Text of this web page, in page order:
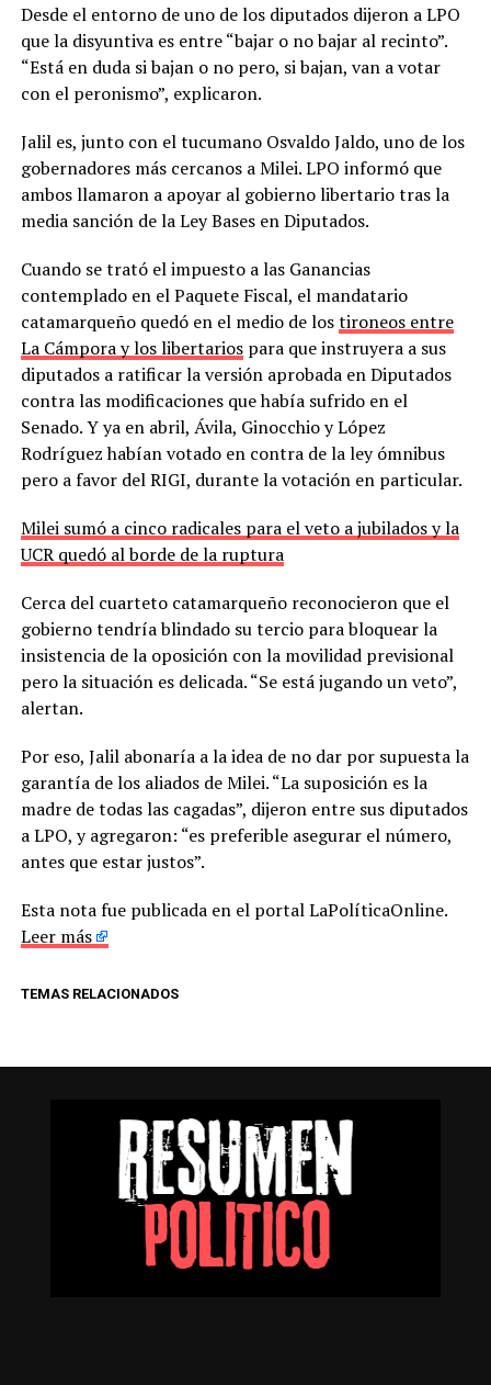
Desde el entorno de uno de los diputados dijeron a LPO
que la disyuntiva es entre “bajar o no bajar al recinto”.
“Está en duda si bajan o no pero, si bajan, van a votar
con el peronismo”, explicaron.
Jalil es, junto con el tucumano Osvaldo Jaldo, uno de los
gobernadores más cercanos a Milei. LPO informó que
ambos llamaron a apoyar al gobierno libertario tras la
media sanción de la Ley Bases en Diputados.
Cuando se trató el impuesto a las Ganancias
contemplado en el Paquete Fiscal, el mandatario
catamarqueño quedó en el medio de lostironeos entre
La Cámpora y los libertariospara que instruyera a sus
diputados a ratificar la versión aprobada en Diputados
contra las modificaciones que había sufrido en el
Senado. Y ya en abril, Ávila, Ginocchio y López
Rodríguez habían votado en contra de la ley ómnibus
pero a favor del RIGI, durante la votación en particular.
Milei sumó a cinco radicales para el veto a jubilados y la
UCR quedó al borde de la ruptura
Cerca del cuarteto catamarqueño reconocieron que el
gobierno tendría blindado su tercio para bloquear la
insistencia de la oposición con la movilidad previsional
pero la situación es delicada. “Se está jugando un veto”,
alertan.
Por eso, Jalil abonaría a la idea de no dar por supuesta la
garantía de los aliados de Milei. “La suposición es la
madre de todas las cagadas”, dijeron entre sus diputados
a LPO, y agregaron: “es preferible asegurar el número,
antes que estar justos”.
Esta nota fue publicada en el portal LaPolíticaOnline.
Leer más
TEMAS RELACIONADOS